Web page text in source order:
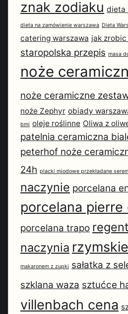
znak zodiaku dieta
dieta na zamówienie warszawa Dieta
catering warszawa jak zrobic
staropolska przepis masa
noże
noże ceramiczne
noże Zephyr obiady
bmi oleje roślinne Oliwa z
patelnia ceramiczna
peterhof noże
24h placki miodowe przekładane
naczynie porcelana
porcelana pierre
porcelana trapo
naczynia
makaronem z zupki sałatka z
szklana waza sztućce
villenbach cena